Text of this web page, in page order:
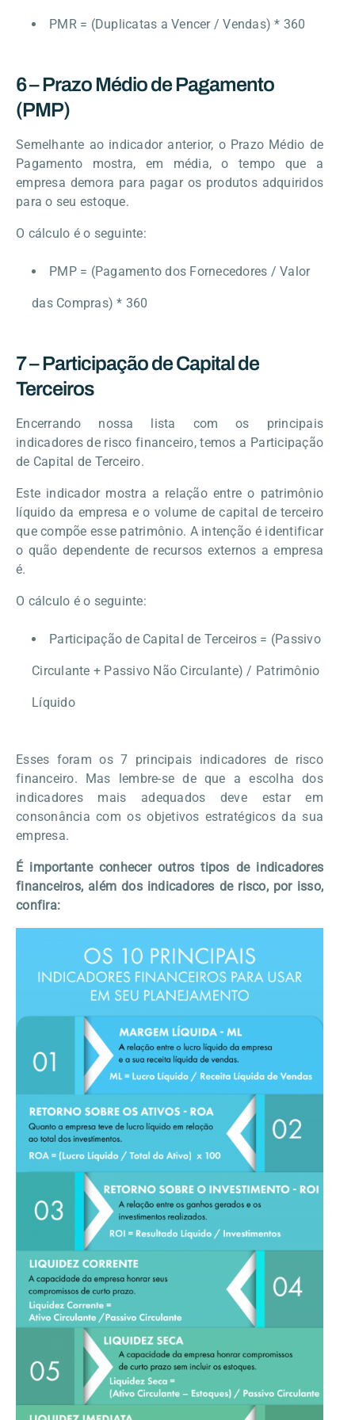
PMR = (Duplicatas a Vencer / Vendas) * 360
6 – Prazo Médio de Pagamento
(PMP)
Semelhante ao indicador anterior, o Prazo Médio de
Pagamento mostra, em média, o tempo que a
empresa demora para pagar os produtos adquiridos
para o seu estoque.
O cálculo é o seguinte:
PMP = (Pagamento dos Fornecedores / Valor
das Compras) * 360
7 – Participação de Capital de
Terceiros
Encerrando nossa lista com os principais
indicadores de risco financeiro, temos a Participação
de Capital de Terceiro.
Este indicador mostra a relação entre o patrimônio
líquido da empresa e o volume de capital de terceiro
que compõe esse patrimônio. A intenção é identificar
o quão dependente de recursos externos a empresa
é.
O cálculo é o seguinte:
Participação de Capital de Terceiros = (Passivo
Circulante + Passivo Não Circulante) / Patrimônio
Líquido
Esses foram os 7 principais indicadores de risco
financeiro. Mas lembre-se de que a escolha dos
indicadores mais adequados deve estar em
consonância com os objetivos estratégicos da sua
empresa.
É importante conhecer outros tipos de indicadores
financeiros, além dos indicadores de risco, por isso,
confira: